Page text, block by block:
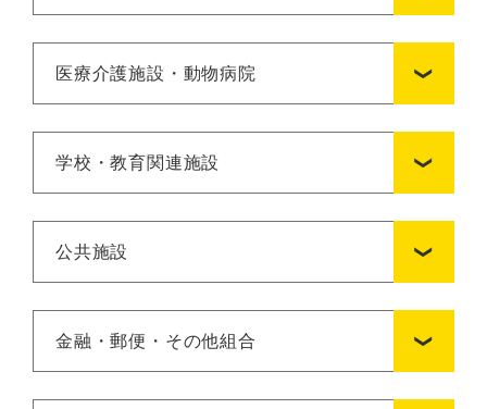
医療介護施設・動物病院
学校・教育関連施設
公共施設
金融・郵便・その他組合